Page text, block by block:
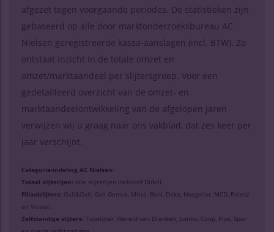
afgezet tegen voorgaande periodes. De statistieken zijn
gebaseerd op alle door marktonderzoeksbureau AC
Nielsen geregistreerde kassa-aanslagen (incl. BTW). Zo
ontstaat inzicht in de totale omzet en
omzet/marktaandeel per slijtersgroep. Voor een
gedetailleerd overzicht van de omzet- en
marktaandeelontwikkeling van de afgelopen jaren
verwijzen wij u graag naar ons vakblad, dat zes keer per
jaar verschijnt.
Categorie-indeling AC Nielsen:
Totaal slijterijen: alle slijterijen inclusief DirkIII.
Filiaalslijters: Gall&Gall, Gall Gemak, Mitra, Boni, Deka, Hoogvliet, MCD, Poiesz
en Vomar.
Zelfstandige slijters: Topslijter, Wereld van Dranken, Jumbo, Coop, Plus, Spar